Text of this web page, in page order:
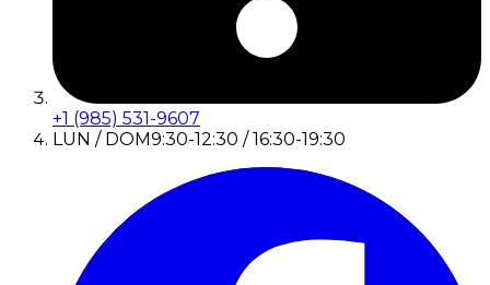
+1 (985) 531-9607
LUN / DOM9:30-12:30 / 16:30-19:30